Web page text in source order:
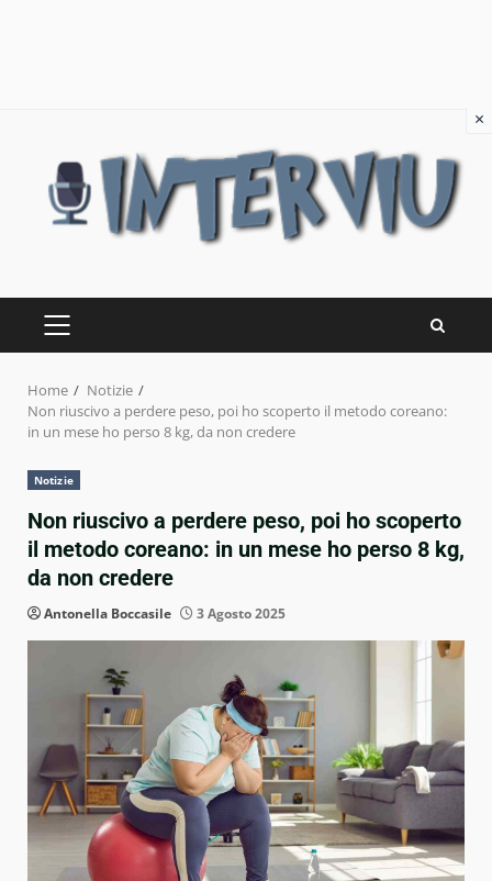
content
PRIMARY
Home
Notizie
Non riuscivo a perdere peso, poi ho scoperto il metodo coreano:
in un mese ho perso 8 kg, da non credere
Notizie
Non riuscivo a perdere peso, poi ho scoperto
il metodo coreano: in un mese ho perso 8 kg,
da non credere
Antonella Boccasile 3 Agosto 2025
×